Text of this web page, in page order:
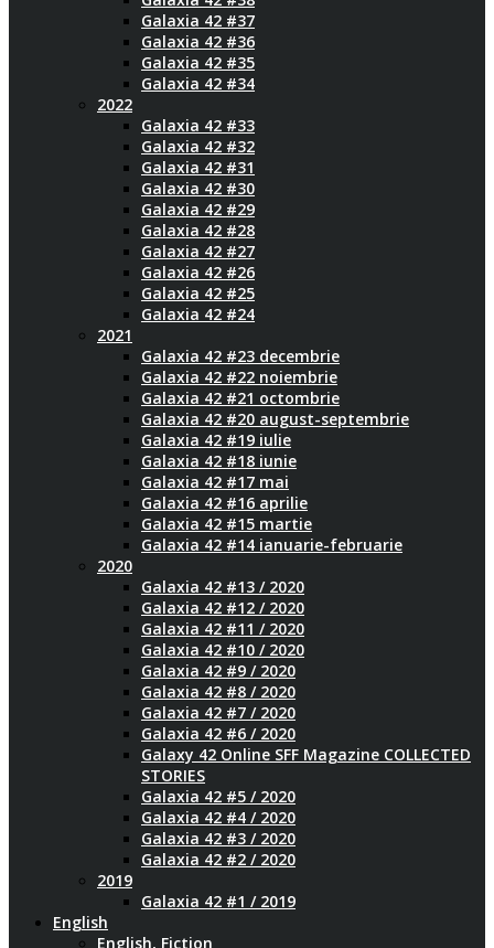
Galaxia 42 #37
Galaxia 42 #36
Galaxia 42 #35
Galaxia 42 #34
2022
Galaxia 42 #33
Galaxia 42 #32
Galaxia 42 #31
Galaxia 42 #30
Galaxia 42 #29
Galaxia 42 #28
Galaxia 42 #27
Galaxia 42 #26
Galaxia 42 #25
Galaxia 42 #24
2021
Galaxia 42 #23 decembrie
Galaxia 42 #22 noiembrie
Galaxia 42 #21 octombrie
Galaxia 42 #20 august-septembrie
Galaxia 42 #19 iulie
Galaxia 42 #18 iunie
Galaxia 42 #17 mai
Galaxia 42 #16 aprilie
Galaxia 42 #15 martie
Galaxia 42 #14 ianuarie-februarie
2020
Galaxia 42 #13 / 2020
Galaxia 42 #12 / 2020
Galaxia 42 #11 / 2020
Galaxia 42 #10 / 2020
Galaxia 42 #9 / 2020
Galaxia 42 #8 / 2020
Galaxia 42 #7 / 2020
Galaxia 42 #6 / 2020
Galaxy 42 Online SFF Magazine COLLECTED
STORIES
Galaxia 42 #5 / 2020
Galaxia 42 #4 / 2020
Galaxia 42 #3 / 2020
Galaxia 42 #2 / 2020
2019
Galaxia 42 #1 / 2019
English
English, Fiction